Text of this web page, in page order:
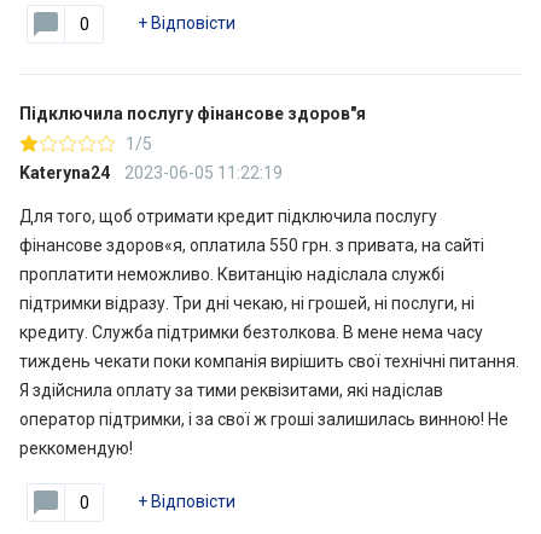
0 + Відповісти
Підключила послугу фінансове здоров"я
1/5
Kateryna24
2023-06-05 11:22:19
Для того, щоб отримати кредит підключила послугу
фінансове здоров«я, оплатила 550 грн. з привата, на сайті
проплатити неможливо. Квитанцію надіслала службі
підтримки відразу. Три дні чекаю, ні грошей, ні послуги, ні
кредиту. Служба підтримки безтолкова. В мене нема часу
тиждень чекати поки компанія вирішить свої технічні питання.
Я здійснила оплату за тими реквізитами, які надіслав
оператор підтримки, і за свої ж гроші залишилась винною! Не
реккомендую!
0 + Відповісти